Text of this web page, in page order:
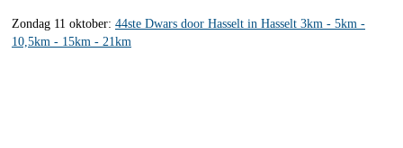
Zondag 11 oktober: 44ste Dwars door Hasselt in Hasselt 3km - 5km -
10,5km - 15km - 21km